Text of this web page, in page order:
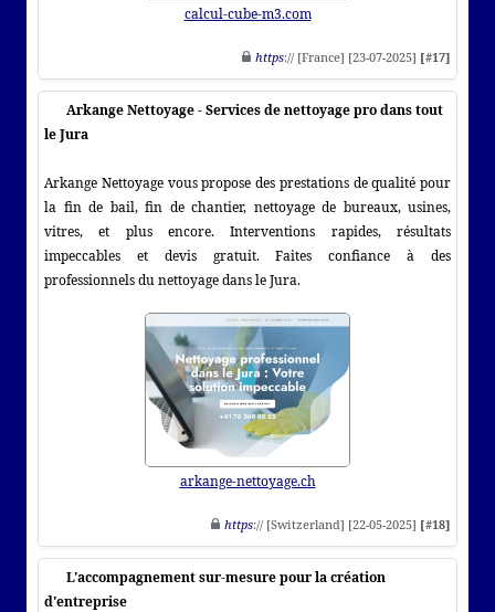
calcul-cube-m3.com
https:// [France] [23-07-2025] [#17]
Arkange Nettoyage - Services de nettoyage pro dans tout
le Jura
Arkange Nettoyage vous propose des prestations de qualité pour
la fin de bail, fin de chantier, nettoyage de bureaux, usines,
vitres, et plus encore. Interventions rapides, résultats
impeccables et devis gratuit. Faites confiance à des
professionnels du nettoyage dans le Jura.
arkange-nettoyage.ch
https:// [Switzerland] [22-05-2025] [#18]
L'accompagnement sur-mesure pour la création
d'entreprise